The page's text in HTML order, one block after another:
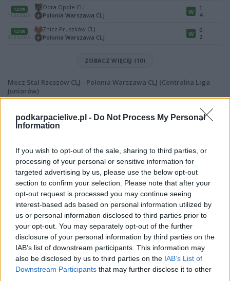
podkarpacielive.pl - Do Not Process My Personal
Information
If you wish to opt-out of the sale, sharing to third parties, or
processing of your personal or sensitive information for
targeted advertising by us, please use the below opt-out
section to confirm your selection. Please note that after your
opt-out request is processed you may continue seeing
interest-based ads based on personal information utilized by
us or personal information disclosed to third parties prior to
your opt-out. You may separately opt-out of the further
disclosure of your personal information by third parties on the
IAB’s list of downstream participants. This information may
also be disclosed by us to third parties on the IAB’s List of
Downstream Participants that may further disclose it to other
12:00
11.04.2026
Odra Opole CLJ
Polonia Warszawa CLJ
W
1
4
12:00
22.03.2026
Znicz Pruszków CLJ
Polonia Warszawa CLJ
W
0
2
ZOBACZ WIĘCEJ (10)
Mecz Stal Rzeszów CLJ - Polonia Warszawa CLJ (Centralna Liga
Juniorów)
rozegrane zostanie w ramach Centralna Liga Juniorów (7. kolejki -
Centralna Liga Juniorów).
bramek, kartki, składy, statystyki i informacje o przebiegu
spotkania. To kompletne źródło danych dla kibiców i pasjonatów
lokalnej piłki nożnej. Jeżeli aktualnie nie widzisz tutaj danych z pewnością
pracujemy nad tym żeby je uzupełnić.
Wynik meczu Stal Rzeszów CLJ vs Polonia Warszawa CLJ
Po zakończeniu spotkania automatycznie publikujemyoficjalny wynik
spotkania, a także dane meczowe, jeśli są dostępne.
Pełny harmonogram rozgrywek dostępny jest tutaj:Centralna Liga
Juniorów - terminarz .
Informacje o składach i strzelcach
W miarę dostępności danych, publikujemyskłady wyjściowe,